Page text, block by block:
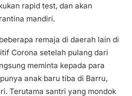
rapid test, dan akan
mandiri.
remaja di daerah lain di
Corona setelah pulang dari
meminta kepada para
anak baru tiba di Barru,
Terutama santri yang mondok